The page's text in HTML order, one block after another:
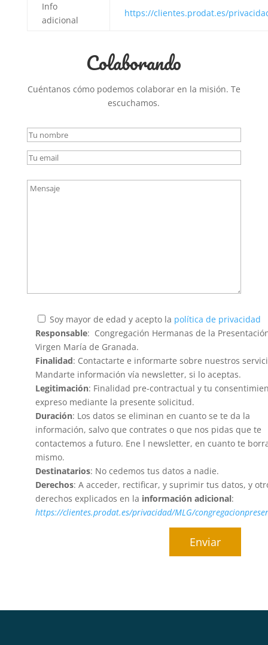
Info
adicional
https://clientes.prodat.es/
Colaborando
Cuéntanos cómo podemos colaborar en la misión. Te
escuchamos.
Soy mayor de edad y acepto la política de privacidad
Responsable: Congregación Hermanas de la
Virgen María de Granada.
Finalidad: Contactarte e informarte sobre nuestros
Mandarte información vía newsletter, si lo aceptas.
Legitimación: Finalidad pre-contractual y tu
expreso mediante la presente solicitud.
Duración: Los datos se eliminan en cuanto se te da la
información, salvo que contrates o que nos pidas que te
contactemos a futuro. Ene l newsletter, en cuanto te
mismo.
Destinatarios: No cedemos tus datos a nadie.
Derechos: A acceder, rectificar, y suprimir tus datos, y
derechos explicados en la información adicional:
https://clientes.prodat.es/privacidad/MLG/